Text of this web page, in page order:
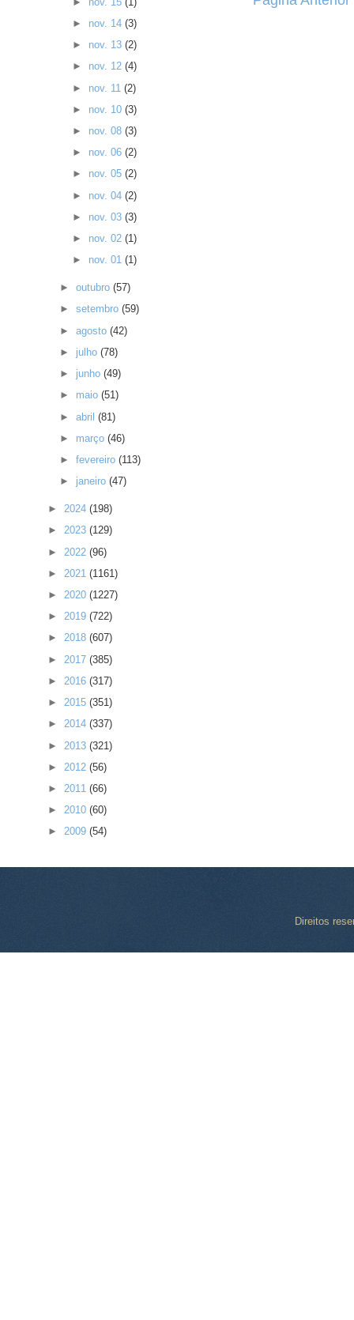
► nov. 14 (3)
► nov. 13 (2)
► nov. 12 (4)
► nov. 11 (2)
► nov. 10 (3)
► nov. 08 (3)
► nov. 06 (2)
► nov. 05 (2)
► nov. 04 (2)
► nov. 03 (3)
► nov. 02 (1)
► nov. 01 (1)
►outubro(57)
►setembro(59)
►agosto(42)
► julho(78)
► junho(49)
► maio(51)
►abril(81)
► março(46)
►fevereiro(113)
► janeiro(47)
► 2024 (198)
► 2023 (129)
► 2022 (96)
► 2021 (1161)
► 2020 (1227)
► 2019 (722)
► 2018 (607)
► 2017 (385)
► 2016 (317)
► 2015 (351)
► 2014 (337)
► 2013 (321)
► 2012 (56)
► 2011 (66)
► 2010 (60)
► 2009 (54)
Direitos